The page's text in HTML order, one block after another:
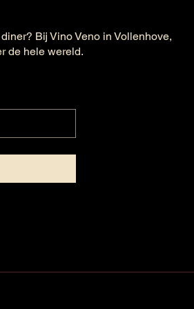
Bij Vino Veno in Vollenhove,
de hele wereld.